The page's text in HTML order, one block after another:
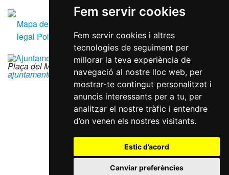
Fem servir cookies
Fem servir cookies i altres
tecnologies de seguiment per
millorar la teva experiència de
navegació al nostre lloc web, per
mostrar-te contingut personalitzat i
anuncis interessants per a tu, per
analitzar el nostre tràfic i entendre
d’on venen els nostres visitants.
Estic d’acord
Canviar preferències
Mapa del lloc
legal Política de privacitatRGPD
Plaça del Mercadal · 43201 Reus| 977 010 010 |
ajuntament@reus.cat|reus.cat